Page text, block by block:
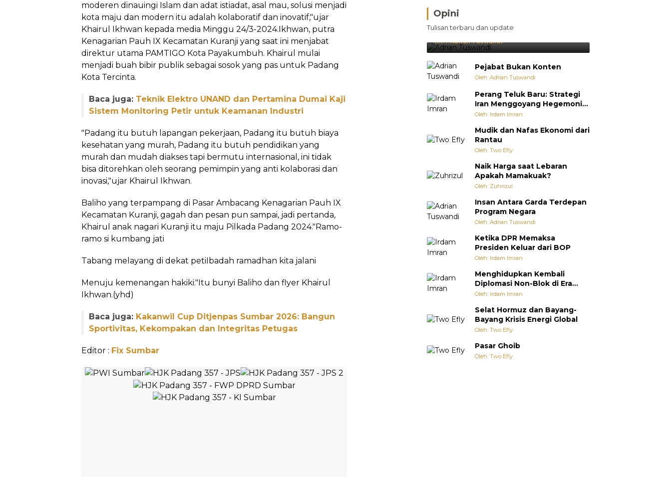
moderen dinauingi Islam dan adat istiadat, asal mau, solusi menjadi
kota maju dan modern itu adalah kolaboratif dan inovatif,"ujar
Khairul Ikhwan kepada media Minggu 24/3-2024.Ikhwan, putra
Kenagarian Pauh IX Kecamatan Kuranji yang saat ini menjabat
direktur utama PAMTIGO Kota Payakumbuh. Khairul mulai
menjadi buah bibir publik sebagai sosok yang pas untuk Padang
Kota Tercinta.
Baca juga: Teknik Elektro UNAND dan Pertamina Dumai Kaji
Sistem Monitoring Petir untuk Keamanan Industri
"Padang itu butuh lapangan pekerjaan, Padang itu butuh biaya
kesehatan yang murah, Padang itu butuh pendidikan yang
murah dan mudah diakses tapi bermutu internasional, ini tidak
bisa ditorehkan oleh seorang pemimpin yang anti kolaborasi dan
inovasi,"ujar Khairul Ikhwan.
Baliho yang terpampang di Pasar Ambacang Kenagarian Pauh IX
Kecamatan Kuranji, gagah dan pesan pun sampai, jadi pertanda,
Khairul anak nagari Kuranji itu maju Pilkada Padang 2024."Ramo-
ramo si kumbang jati
Tabang melayang di dekat petiIbadah ramadhan kita jalani
Menuju kemenangan hakiki."Itu bunyi Baliho dan flyer Khairul
Ikhwan.(yhd)
Baca juga: Kakanwil Cup Ditjenpas Sumbar 2026: Bangun
Sportivitas, Kekompakan dan Integritas Petugas
Editor : Fix Sumbar
Opini
Tulisan terbaru dan update
Brasil Lebih Diunggulkan, tetapi
Jepang Selalu Punya Cara Membuat
Kejutan
Oleh:Adrian Tuswandi
Pejabat Bukan Konten
Oleh: Adrian Tuswandi
Perang Teluk Baru: Strategi
Iran Menggoyang Hegemoni
AS dari Dalam
Oleh: Irdam Imran
Mudik dan Nafas Ekonomi dari
Rantau
Oleh: Two Efly
Naik Harga saat Lebaran
Apakah Mamakuak?
Oleh: Zuhrizul
Insan Antara Garda Terdepan
Program Negara
Oleh: Adrian Tuswandi
Ketika DPR Memaksa
Presiden Keluar dari BOP
Oleh: Irdam Imran
Menghidupkan Kembali
Diplomasi Non-Blok di Era
Multipolar
Oleh: Irdam Imran
Selat Hormuz dan Bayang-
Bayang Krisis Energi Global
Oleh: Two Efly
Pasar Ghoib
Oleh: Two Efly